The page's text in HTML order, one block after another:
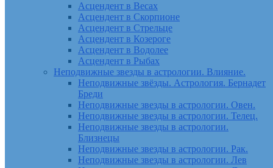
Асцендент в Весах
Асцендент в Скорпионе
Асцендент в Стрельце
Асцендент в Козероге
Асцендент в Водолее
Асцендент в Рыбах
Неподвижные звезды в астрологии. Влияние.
Неподвижные звёзды. Астрология. Бернадет
Бреди
Неподвижные звезды в астрологии. Овен.
Неподвижные звезды в астрологии. Телец.
Неподвижные звезды в астрологии.
Близнецы
Неподвижные звезды в астрологии. Рак.
Неподвижные звезды в астрологии. Лев